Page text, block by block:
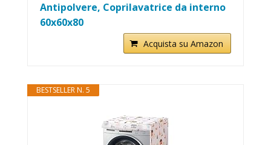
Antipolvere, Coprilavatrice da interno
60x60x80
Acquista su Amazon
BESTSELLER N. 5